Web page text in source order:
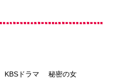
KBSドラマ 秘密の女